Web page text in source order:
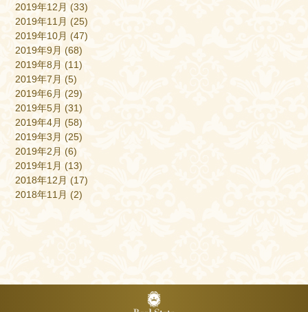
2019年12月 (33)
2019年11月 (25)
2019年10月 (47)
2019年9月 (68)
2019年8月 (11)
2019年7月 (5)
2019年6月 (29)
2019年5月 (31)
2019年4月 (58)
2019年3月 (25)
2019年2月 (6)
2019年1月 (13)
2018年12月 (17)
2018年11月 (2)